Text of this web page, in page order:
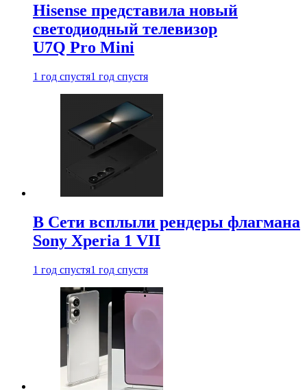
Hisense представила новый
светодиодный телевизор
U7Q Pro Mini
1 год спустя1 год спустя
В Сети всплыли рендеры флагмана
Sony Xperia 1 VII
1 год спустя1 год спустя